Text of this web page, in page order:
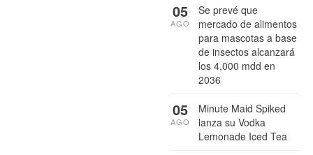
Se prevé que
mercado de alimentos
para mascotas a base
de insectos alcanzará
los 4,000 mdd en
2036
05
AGO
Minute Maid Spiked
lanza su Vodka
Lemonade Iced Tea
05
AGO